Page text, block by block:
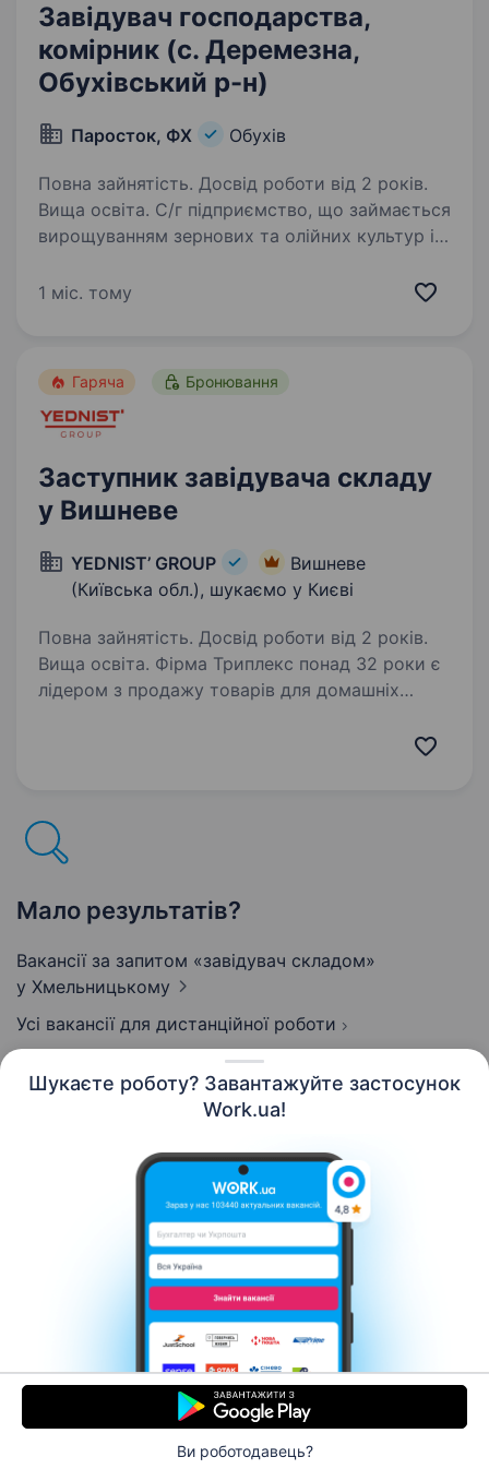
Шукаєте роботу? Завантажуйте застосунок
Work.ua!
Ви роботодавець?
Завідувач господарства,
комірник (с. Деремезна,
Обухівський р-н)
Паросток, ФХ Обухів
Повна зайнятість. Досвід роботи від 2 років.
Вища освіта. С/г підприємство, що займається
вирощуванням зернових та олійних культур із
у свою команду комірника, с. Деремезна,
1 міс. тому
Гаряча Бронювання
Заступник завідувача складу
у Вишневе
YEDNIST’ GROUP
Вишневе
(Київська обл.), шукаємо у Києві
Повна зайнятість. Досвід роботи від 2 років.
Вища освіта. Фірма Триплекс понад 32 роки є
лідером з продажу товарів для домашніх
Мало результатів?
Вакансії за запитом «завідувач складом»
у Хмельницькому
Усі вакансії для дистанційної роботи
Контакти Про нас
Кар’єра
Допомога Умови використання